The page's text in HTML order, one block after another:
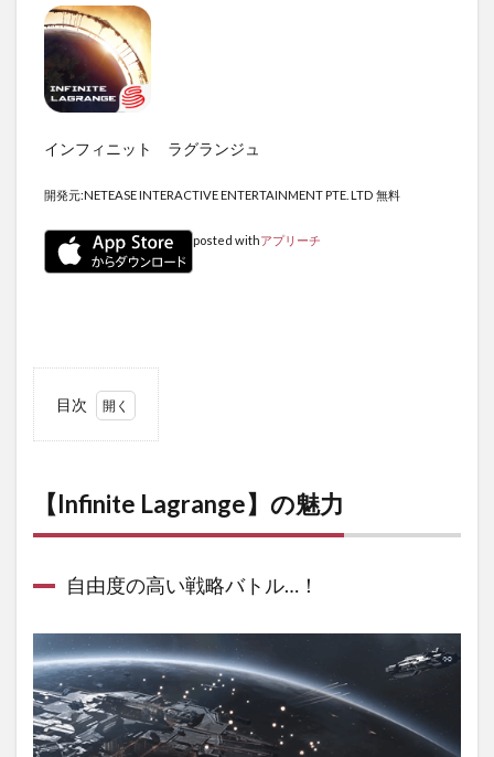
インフィニット ラグランジュ
開発元:NETEASE INTERACTIVE ENTERTAINMENT PTE. LTD 無料
posted withアプリーチ
目次
の魅力
高い
バト
ル…！
1.2
スケ
ール
がと
【Infinite Lagrange】の魅力
自由度の高い戦略バトル…！